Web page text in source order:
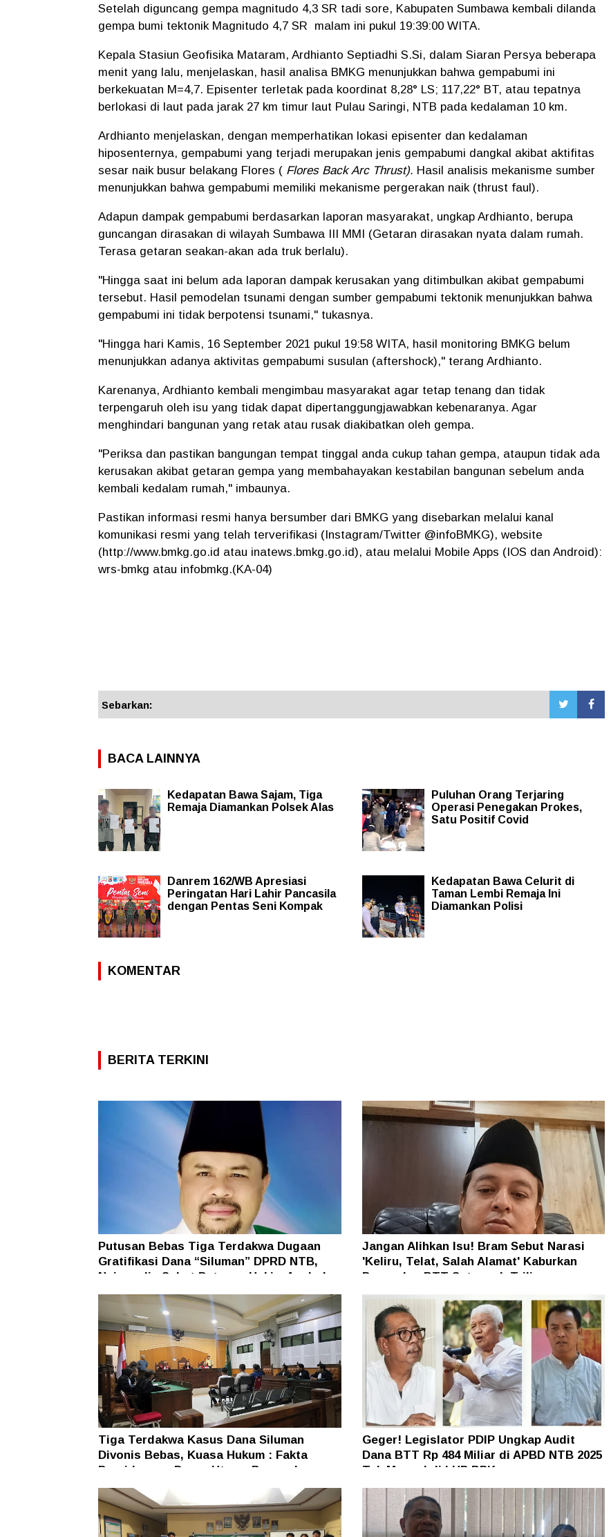
Setelah diguncang gempa magnitudo 4,3 SR tadi sore, Kabupaten Sumbawa kembali dilanda
gempa bumi tektonik Magnitudo 4,7 SR malam ini pukul 19:39:00 WITA.
Kepala Stasiun Geofisika Mataram, Ardhianto Septiadhi S.Si, dalam Siaran Persya beberapa
menit yang lalu, menjelaskan, hasil analisa BMKG menunjukkan bahwa gempabumi ini
berkekuatan M=4,7. Episenter terletak pada koordinat 8,28° LS; 117,22° BT, atau tepatnya
berlokasi di laut pada jarak 27 km timur laut Pulau Saringi, NTB pada kedalaman 10 km.
Ardhianto menjelaskan, dengan memperhatikan lokasi episenter dan kedalaman
hiposenternya, gempabumi yang terjadi merupakan jenis gempabumi dangkal akibat aktifitas
sesar naik busur belakang Flores ( Flores Back Arc Thrust). Hasil analisis mekanisme sumber
menunjukkan bahwa gempabumi memiliki mekanisme pergerakan naik (thrust faul).
Adapun dampak gempabumi berdasarkan laporan masyarakat, ungkap Ardhianto, berupa
guncangan dirasakan di wilayah Sumbawa III MMI (Getaran dirasakan nyata dalam rumah.
Terasa getaran seakan-akan ada truk berlalu).
"Hingga saat ini belum ada laporan dampak kerusakan yang ditimbulkan akibat gempabumi
tersebut. Hasil pemodelan tsunami dengan sumber gempabumi tektonik menunjukkan bahwa
gempabumi ini tidak berpotensi tsunami," tukasnya.
"Hingga hari Kamis, 16 September 2021 pukul 19:58 WITA, hasil monitoring BMKG belum
menunjukkan adanya aktivitas gempabumi susulan (aftershock)," terang Ardhianto.
Karenanya, Ardhianto kembali mengimbau masyarakat agar tetap tenang dan tidak
terpengaruh oleh isu yang tidak dapat dipertanggungjawabkan kebenaranya. Agar
menghindari bangunan yang retak atau rusak diakibatkan oleh gempa.
"Periksa dan pastikan bangungan tempat tinggal anda cukup tahan gempa, ataupun tidak ada
kerusakan akibat getaran gempa yang membahayakan kestabilan bangunan sebelum anda
kembali kedalam rumah," imbaunya.
Pastikan informasi resmi hanya bersumber dari BMKG yang disebarkan melalui kanal
komunikasi resmi yang telah terverifikasi (Instagram/Twitter @infoBMKG), website
(http://www.bmkg.go.id atau inatews.bmkg.go.id), atau melalui Mobile Apps (IOS dan Android):
wrs-bmkg atau infobmkg.(KA-04)
Sebarkan:
BACA LAINNYA
Kedapatan Bawa Sajam, Tiga
Remaja Diamankan Polsek Alas
Puluhan Orang Terjaring
Operasi Penegakan Prokes,
Satu Positif Covid
Danrem 162/WB Apresiasi
Peringatan Hari Lahir Pancasila
dengan Pentas Seni Kompak
Kedapatan Bawa Celurit di
Taman Lembi Remaja Ini
Diamankan Polisi
KOMENTAR
BERITA TERKINI
Putusan Bebas Tiga Terdakwa Dugaan
Gratifikasi Dana “Siluman” DPRD NTB,
Najamudin Sebut Putusan Hakim Aneh dan
Ganjil
Jangan Alihkan Isu! Bram Sebut Narasi
'Keliru, Telat, Salah Alamat' Kaburkan
Persoalan BTT Setengah Triliun
Tiga Terdakwa Kasus Dana Siluman
Divonis Bebas, Kuasa Hukum : Fakta
Persidangan Dasar Utama Penegakan
Hukum
Geger! Legislator PDIP Ungkap Audit
Dana BTT Rp 484 Miliar di APBD NTB 2025
Tak Muncul di LHP BPK